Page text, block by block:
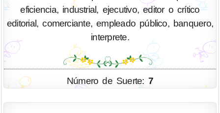
eficiencia, industrial, ejecutivo, editor o crítico
editorial, comerciante, empleado público, banquero,
interprete.
Número de Suerte: 7